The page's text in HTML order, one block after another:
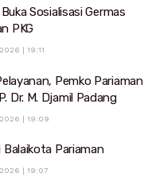
Sosialisasi Germas
PKG
| 19:11
Pemko Pariaman
Dr. M. Djamil Padang
2026 | 19:09
Balaikota Pariaman
| 19:07